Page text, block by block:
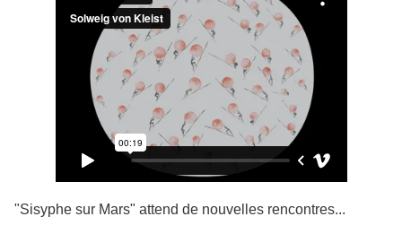
"Sisyphe sur Mars" attend de nouvelles rencontres...